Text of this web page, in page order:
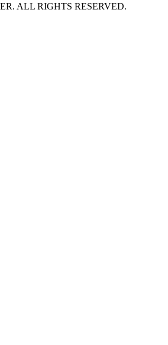
ALL RIGHTS RESERVED.